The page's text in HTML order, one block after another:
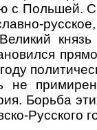
с Польшей.
не
Борьба
Русского